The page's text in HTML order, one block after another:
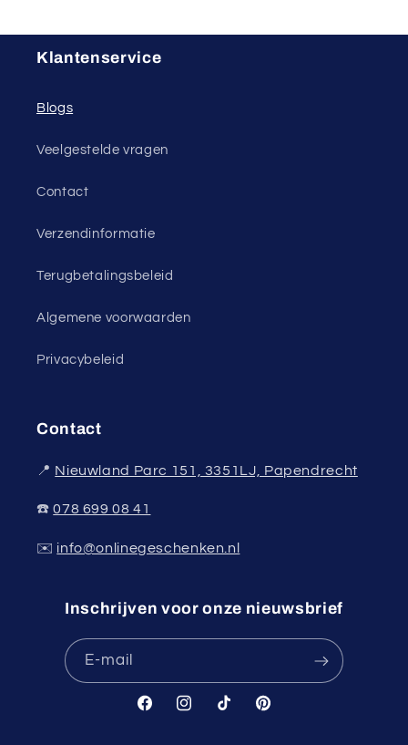
Klantenservice
Blogs
Veelgestelde vragen
Contact
Verzendinformatie
Terugbetalingsbeleid
Algemene voorwaarden
Privacybeleid
Contact
📍 Nieuwland Parc 151, 3351LJ, Papendrecht
☎️078 699 08 41
✉️ info@onlinegeschenken.nl
Inschrijven voor onze nieuwsbrief
E‑mail
FacebookInstagram
TikTok Pinterest